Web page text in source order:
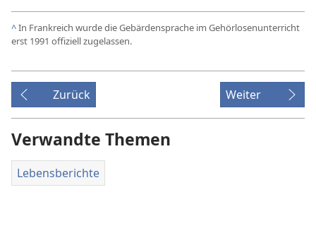
^In Frankreich wurde die Gebärdensprache im Gehörlosenunterricht
erst 1991 offiziell zugelassen.
Zurück Weiter
Verwandte Themen
Lebensberichte